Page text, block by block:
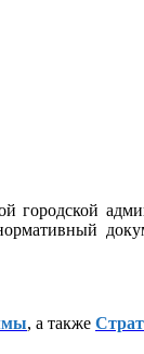
городской
, а также